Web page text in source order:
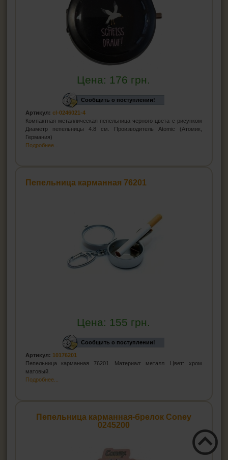
Цена: 176 грн.
Сообщить о поступлении!
Артикул: cl-0246021-4
Компактная металлическая пепельница черного цвета с рисунком
Диаметр пепельницы 4.8 см. Производитель Atomic (Атомик,
Германия)
Подробнее...
Пепельница карманная 76201
Цена: 155 грн.
Сообщить о поступлении!
Артикул: 10176201
Пепельница карманная 76201. Материал: металл. Цвет: хром
матовый.
Подробнее...
Пепельница карманная-брелок Coney
0245200